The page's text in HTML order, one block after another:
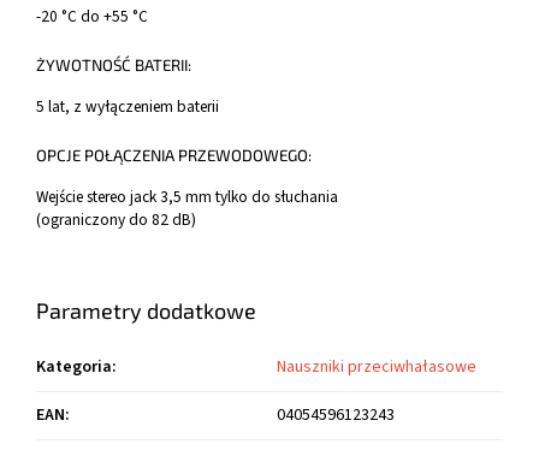
-20 °C do +55 °C
ŻYWOTNOŚĆ BATERII:
5 lat, z wyłączeniem baterii
OPCJE POŁĄCZENIA PRZEWODOWEGO:
Wejście stereo jack 3,5 mm tylko do słuchania
(ograniczony do 82 dB)
Parametry dodatkowe
Kategoria:
Nauszniki przeciwhałasowe
EAN: 04054596123243